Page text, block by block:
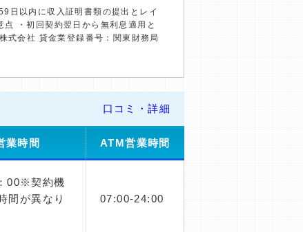
以内に収入証明書類の提出とレイ
・初回契約翌日から無利息適用と
式会社 貸金業登録番号：関東財務局
口コミ・詳細
業時間 ATM営業時間
00※契約機
間が異なり
07:00-24:00